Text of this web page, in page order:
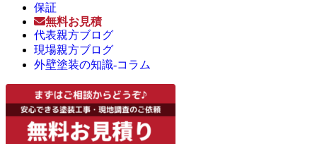
保証
無料お見積
代表親方ブログ
現場親方ブログ
外壁塗装の知識-コラム